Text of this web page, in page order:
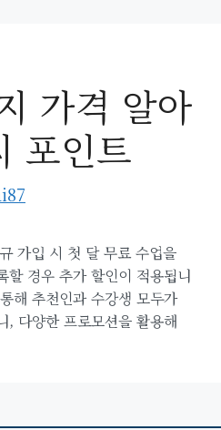
가격 알아
포인트
가입 시 첫 달 무료 수업을
할 경우 추가 할인이 적용됩니
해 추천인과 수강생 모두가
, 다양한 프로모션을 활용해